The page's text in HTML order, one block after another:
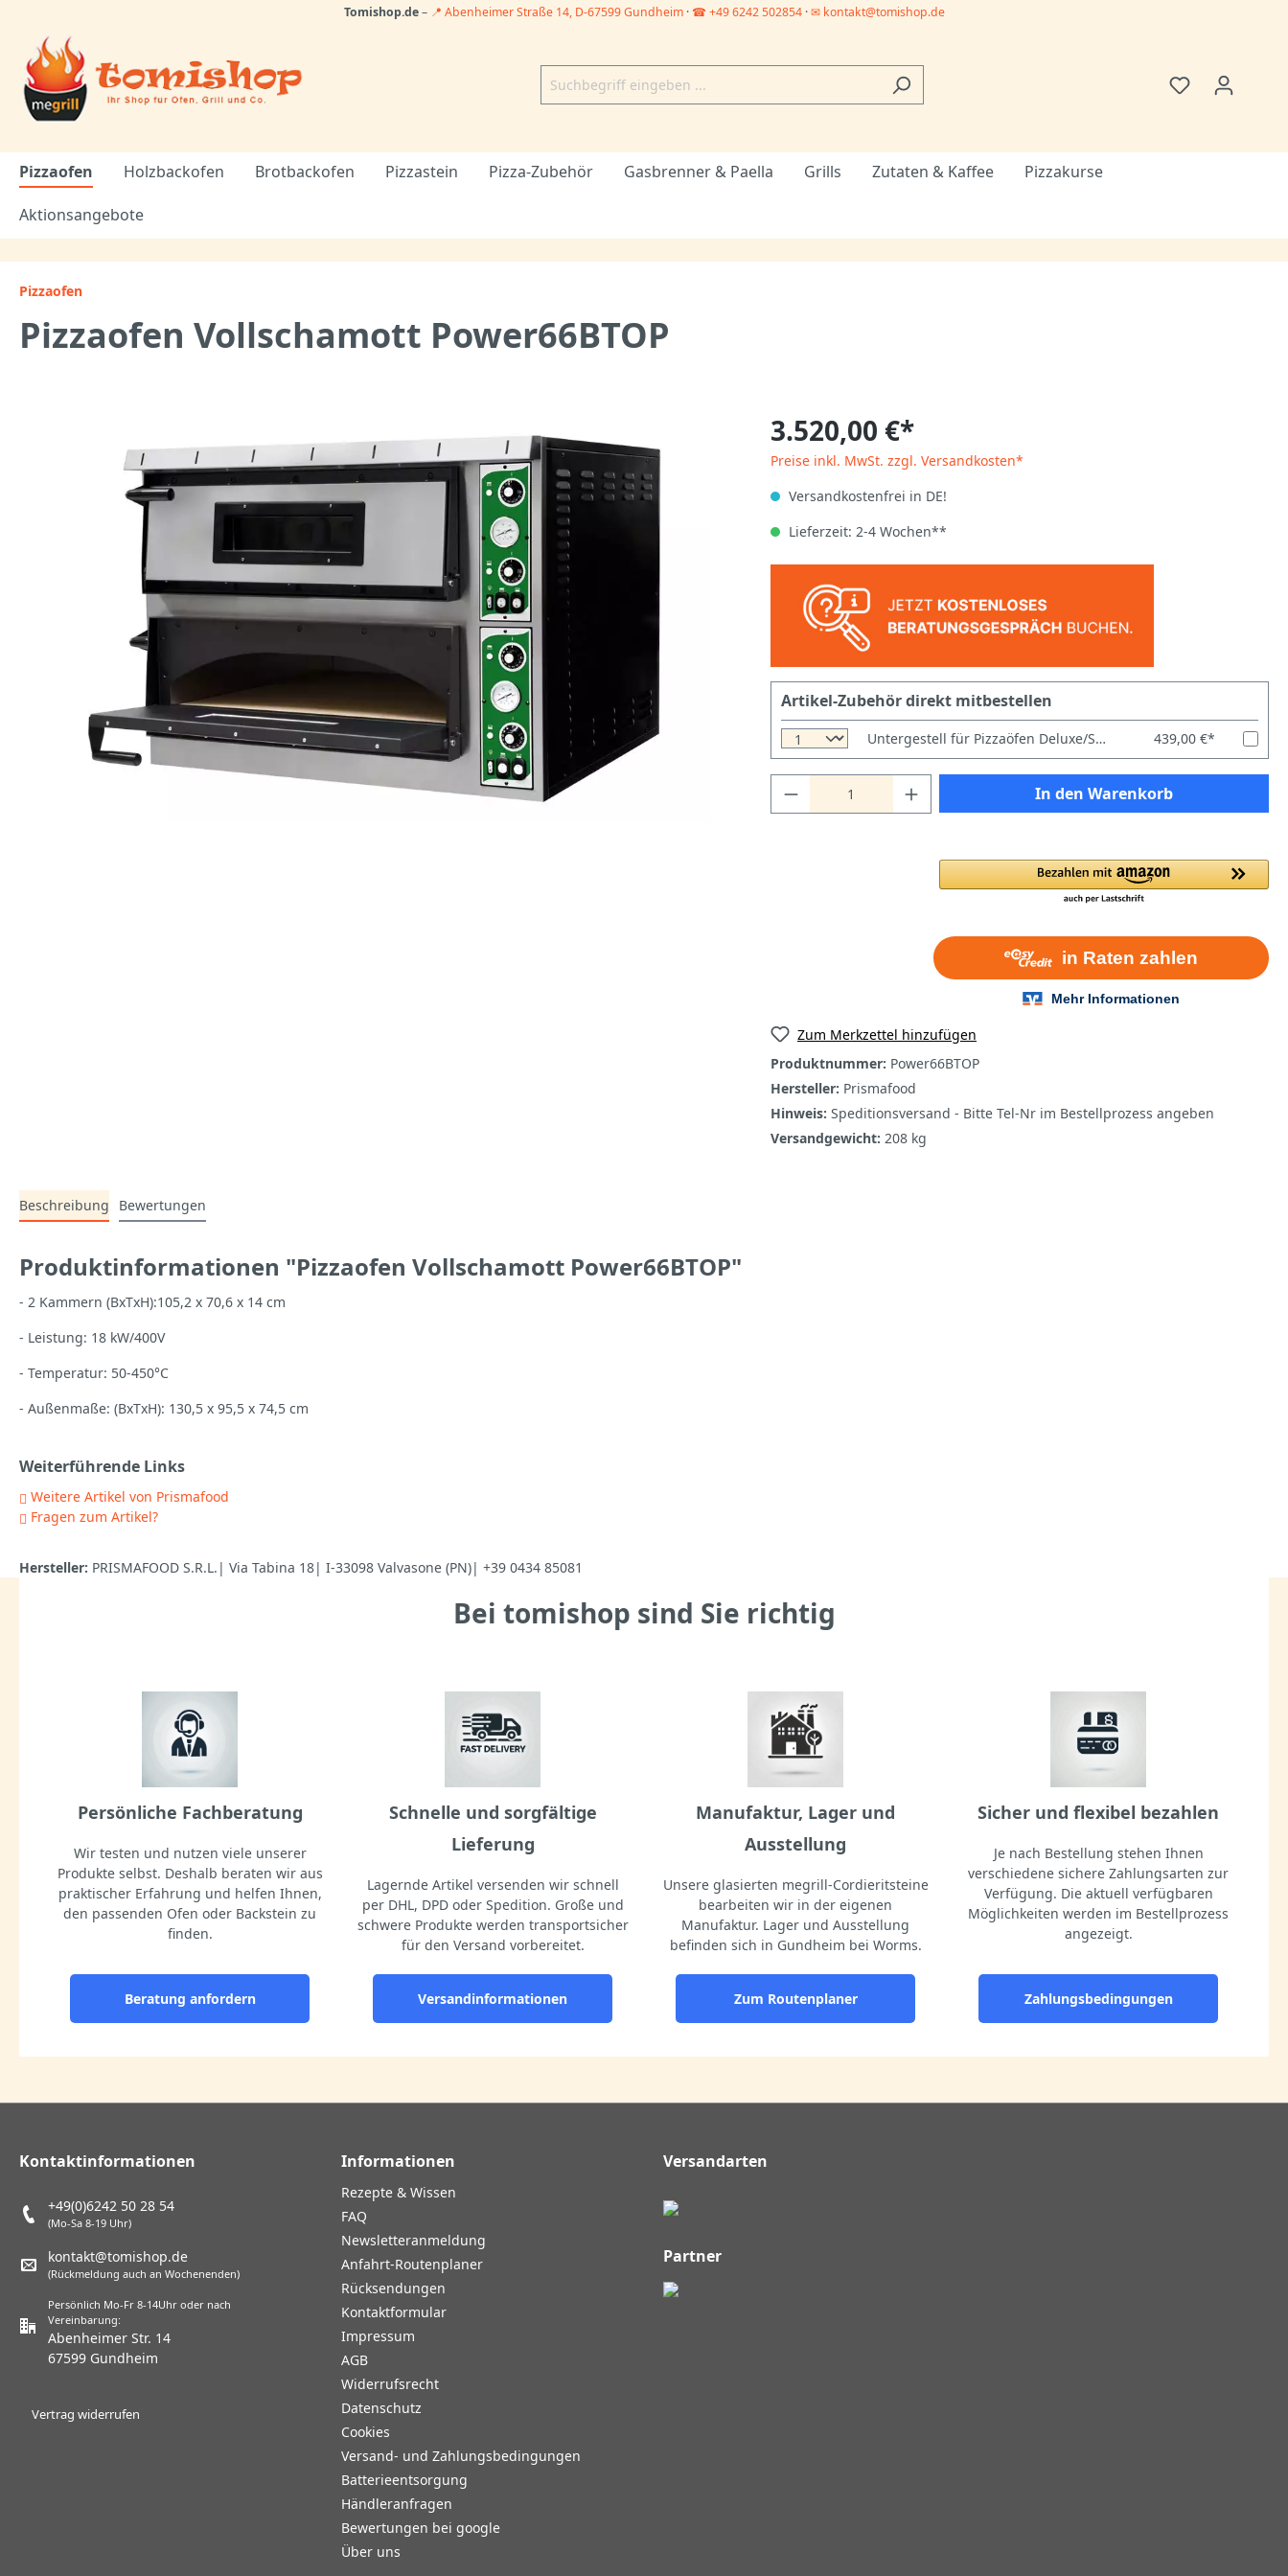
Tomishop.de– 📍 Abenheimer Straße 14, D-67599 Gundheim · ☎ +49 6242 502854·✉ kontakt@tomishop.de
Pizzaofen Holzbackofen Brotbackofen Pizzastein Pizza-Zubehör Gasbrenner & Paella Grills Zutaten & Kaffee Pizzakurse
Aktionsangebote
Pizzaofen
Pizzaofen Vollschamott Power66BTOP
3.520,00 €*
Preise inkl. MwSt. zzgl. Versandkosten*
Versandkostenfrei in DE!
Lieferzeit: 2-4 Wochen**
Artikel-Zubehör direkt mitbestellen
Untergestell für Pizzaöfen Deluxe/Special/Power/Italia/Master 66 Breit 439,00 €*
In den Warenkorb
Zum Merkzettel hinzufügen
Produktnummer: Power66BTOP
Hersteller: Prismafood
Hinweis: Speditionsversand - Bitte Tel-Nr im Bestellprozess angeben
Versandgewicht: 208 kg
Beschreibung Bewertungen
Produktinformationen "Pizzaofen Vollschamott Power66BTOP"
- 2 Kammern (BxTxH):105,2 x 70,6 x 14 cm
- Leistung: 18 kW/400V
- Temperatur: 50-450°C
- Außenmaße: (BxTxH): 130,5 x 95,5 x 74,5 cm
Weiterführende Links
Weitere Artikel von Prismafood
Fragen zum Artikel?
Hersteller: PRISMAFOOD S.R.L.| Via Tabina 18| I-33098 Valvasone (PN)| +39 0434 85081
Bei tomishop sind Sie richtig
Persönliche Fachberatung
Wir testen und nutzen viele unserer
Produkte selbst. Deshalb beraten wir aus
praktischer Erfahrung und helfen Ihnen,
den passenden Ofen oder Backstein zu
finden.
Beratung anfordern
Schnelle und sorgfältige
Lieferung
Lagernde Artikel versenden wir schnell
per DHL, DPD oder Spedition. Große und
schwere Produkte werden transportsicher
für den Versand vorbereitet.
Versandinformationen
Manufaktur, Lager und
Ausstellung
Unsere glasierten megrill-Cordieritsteine
bearbeiten wir in der eigenen
Manufaktur. Lager und Ausstellung
befinden sich in Gundheim bei Worms.
Zum Routenplaner
Sicher und flexibel bezahlen
Je nach Bestellung stehen Ihnen
verschiedene sichere Zahlungsarten zur
Verfügung. Die aktuell verfügbaren
Möglichkeiten werden im Bestellprozess
angezeigt.
Zahlungsbedingungen
Kontaktinformationen
+49(0)6242 50 28 54
(Mo-Sa 8-19 Uhr)
kontakt@tomishop.de
(Rückmeldung auch an Wochenenden)
Persönlich Mo-Fr 8-14Uhr oder nach
Vereinbarung:
Abenheimer Str. 14
67599 Gundheim
Vertrag widerrufen
Informationen
Rezepte & Wissen
FAQ
Newsletteranmeldung
Anfahrt-Routenplaner
Rücksendungen
Kontaktformular
Impressum
AGB
Widerrufsrecht
Datenschutz
Cookies
Versand- und Zahlungsbedingungen
Batterieentsorgung
Händleranfragen
Bewertungen bei google
Über uns
Versandarten
Partner